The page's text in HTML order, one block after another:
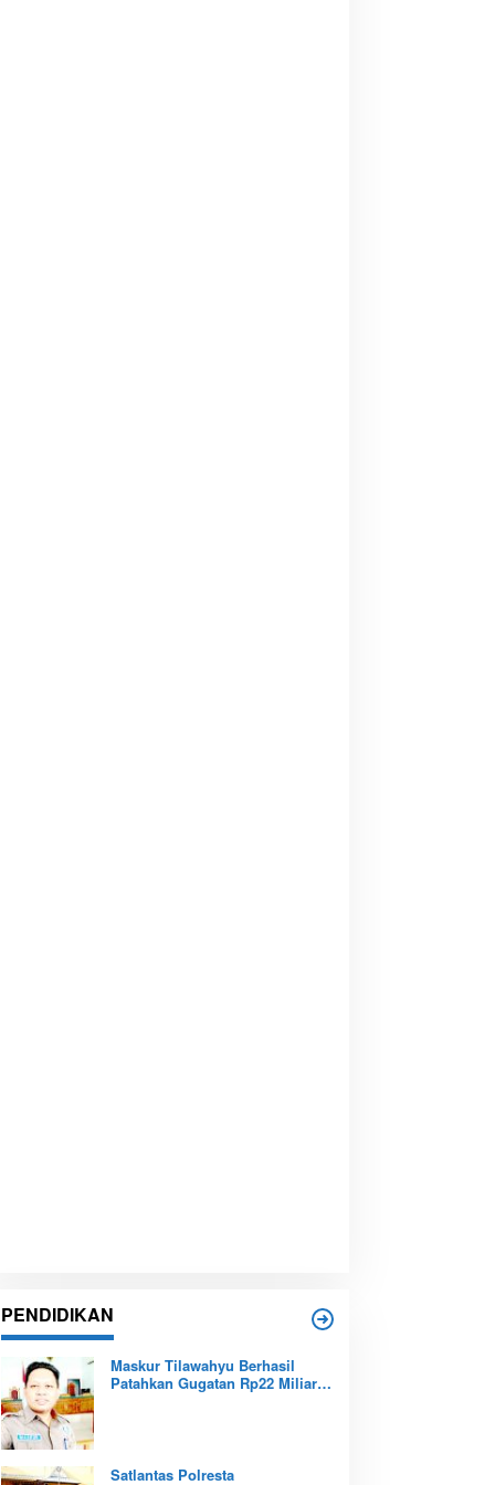
PENDIDIKAN
Maskur Tilawahyu Berhasil
Patahkan Gugatan Rp22 Miliar,
Satlantas Polresta